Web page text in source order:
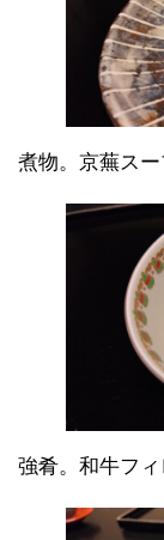
煮物。京蕪ス
強肴。和牛フィ